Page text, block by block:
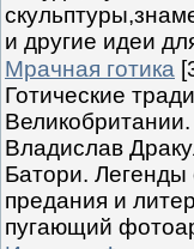
и другие идеи
Мрачная готика
Готические
Владислав
Батори. Легенды
предания и
пугающий